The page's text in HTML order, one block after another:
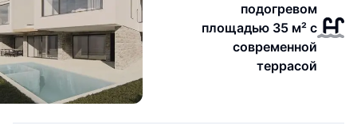
подогревом
площадью 35 м² с
современной
террасой